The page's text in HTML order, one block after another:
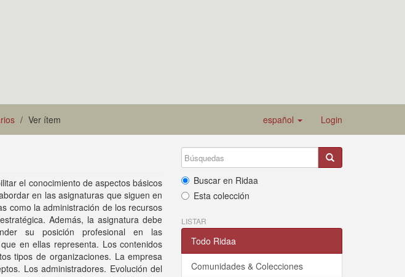
Ver ítem español Login
el conocimiento de aspectos básicos
en las asignaturas que siguen en
como la administración de los recursos
Además, la asignatura debe
su posición profesional en las
en ellas representa. Los contenidos
tipos de organizaciones. La empresa
Los administradores. Evolución del
Buscar en Ridaa
Esta colección
LISTAR
Todo Ridaa
Comunidades & Colecciones